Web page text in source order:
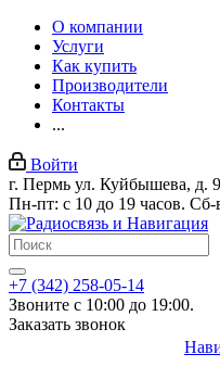
О компании
Услуги
Как купить
Производители
Контакты
...
Войти
г. Пермь ул. Куйбышева, д.
Пн-пт: с 10 до 19 часов. Сб-
+7 (342) 258-05-14
Звоните с 10:00 до 19:00.
Заказать звонок